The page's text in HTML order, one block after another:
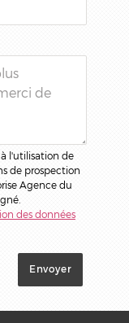
l'utilisation de
de prospection
Agence du
des données